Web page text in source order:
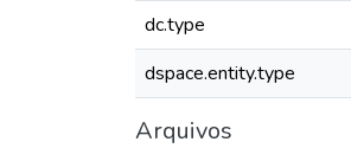
dc.type
dspace.entity.type
Arquivos